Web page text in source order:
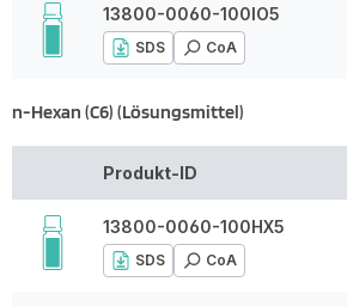
13800-0060-100IO5
SDS CoA
n-Hexan (C6) (Lösungsmittel)
Produkt-ID
13800-0060-100HX5
SDS CoA